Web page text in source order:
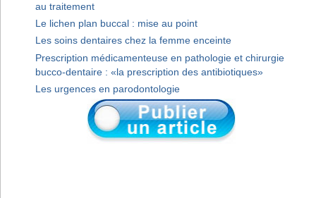
au traitement
Le lichen plan buccal : mise au point
Les soins dentaires chez la femme enceinte
Prescription médicamenteuse en pathologie et chirurgie
bucco-dentaire : «la prescription des antibiotiques»
Les urgences en parodontologie